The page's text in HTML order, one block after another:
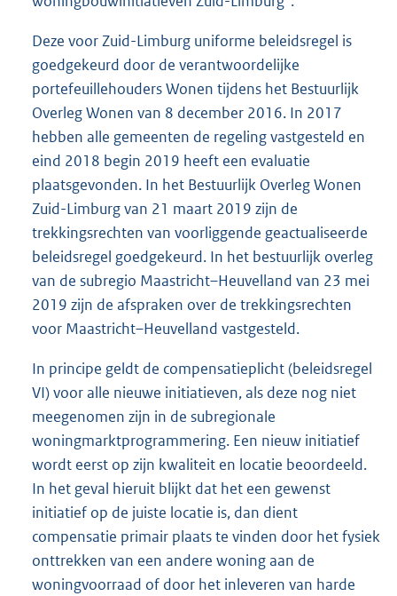
Deze voor Zuid-Limburg uniforme beleidsregel is
goedgekeurd door de verantwoordelijke
portefeuillehouders Wonen tijdens het Bestuurlijk
Overleg Wonen van 8 december 2016. In 2017
hebben alle gemeenten de regeling vastgesteld en
eind 2018 begin 2019 heeft een evaluatie
plaatsgevonden. In het Bestuurlijk Overleg Wonen
Zuid-Limburg van 21 maart 2019 zijn de
trekkingsrechten van voorliggende geactualiseerde
beleidsregel goedgekeurd. In het bestuurlijk overleg
van de subregio Maastricht–Heuvelland van 23 mei
2019 zijn de afspraken over de trekkingsrechten
voor Maastricht–Heuvelland vastgesteld.
In principe geldt de compensatieplicht (beleidsregel
VI) voor alle nieuwe initiatieven, als deze nog niet
meegenomen zijn in de subregionale
woningmarktprogrammering. Een nieuw initiatief
wordt eerst op zijn kwaliteit en locatie beoordeeld.
In het geval hieruit blijkt dat het een gewenst
initiatief op de juiste locatie is, dan dient
compensatie primair plaats te vinden door het fysiek
onttrekken van een andere woning aan de
woningvoorraad of door het inleveren van harde